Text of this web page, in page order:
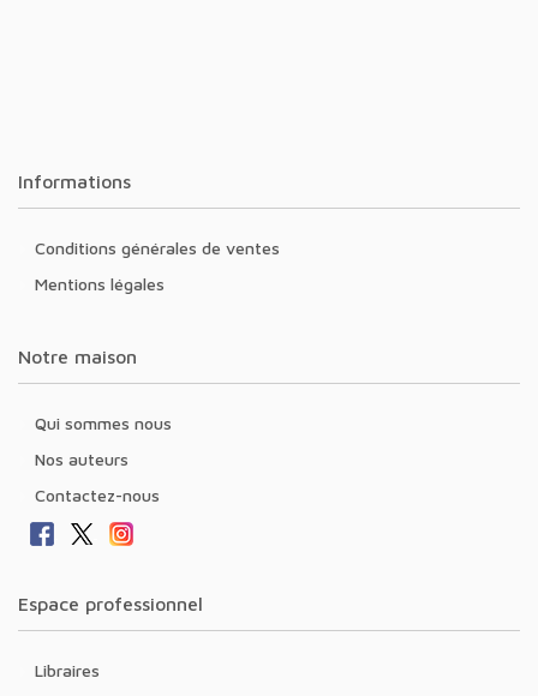
Informations
Conditions générales de ventes
Mentions légales
Notre maison
Qui sommes nous
Nos auteurs
Contactez-nous
Espace professionnel
Libraires